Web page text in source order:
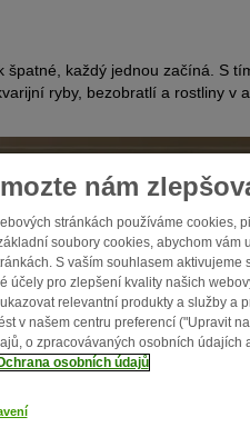
každý jednou začíná. S
ryby, bezobratlí a rostliny v
nám
stránkách používáme cookies,
soubory cookies, abychom
S vaším souhlasem
účely pro zlepšení kvality našich
relevantní produkty a služby a
v našem centru preferencí ("Upravit
o zpracovávaných osobních údajích
osobních údajů